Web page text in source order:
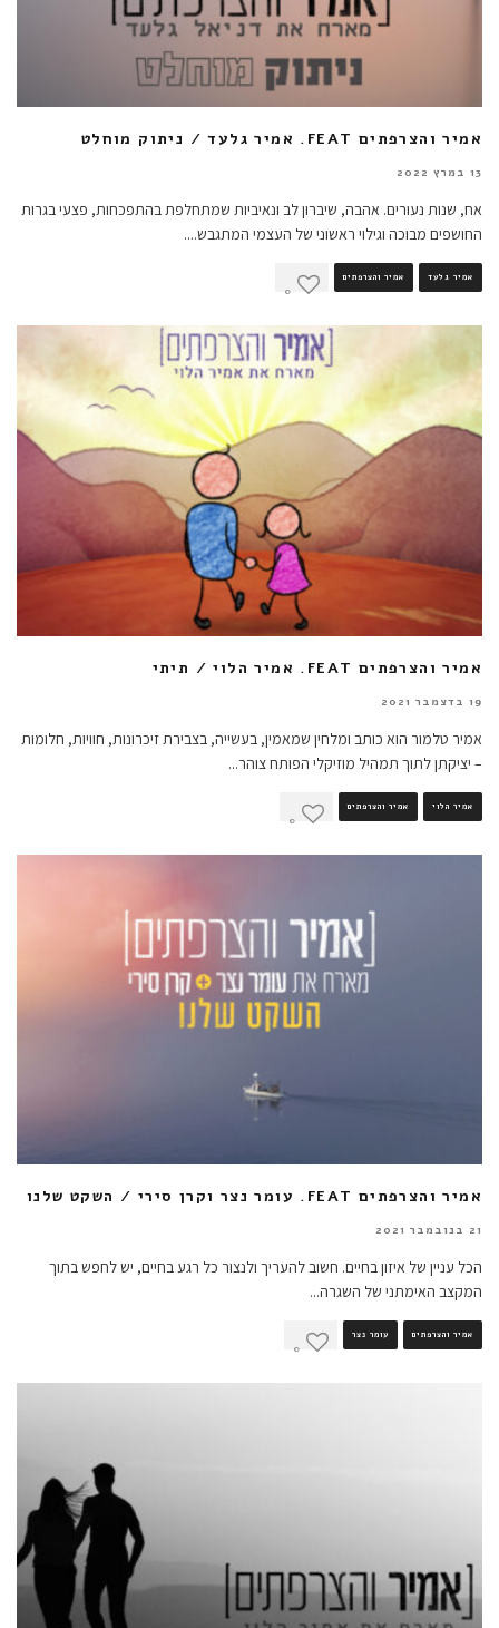
אמיר והצרפתים FEAT. אמיר גלעד / ניתוק מוחלט
13 במרץ 2022
אח, שנות נעורים. אהבה, שיברון לב ונאיביות שמתחלפת בהתפכחות, פצעי בגרות
החושפים מבוכה וגילוי ראשוני של העצמי המתגבש....
אמיר גלעד אמיר והצרפתים
0
אמיר והצרפתים FEAT. אמיר הלוי / תיתי
19 בדצמבר 2021
אמיר טלמור הוא כותב ומלחין שמאמין, בעשייה, בצבירת זיכרונות, חוויות, חלומות
– יציקתן לתוך תמהיל מוזיקלי הפותח צוהר...
אמיר הלוי אמיר והצרפתים
0
אמיר והצרפתים FEAT. עומר נצר וקרן סירי / השקט שלנו
21 בנובמבר 2021
הכל עניין של איזון בחיים. חשוב להעריך ולנצור כל רגע בחיים, יש לחפש בתוך
המקצב האימתני של השגרה...
אמיר והצרפתים עומר נצר
0